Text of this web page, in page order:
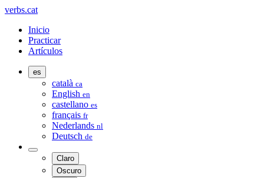
verbs.cat
Inicio
Practicar
Artículos
es
català ca
English en
castellano es
français fr
Nederlands nl
Deutsch de
Claro
Oscuro